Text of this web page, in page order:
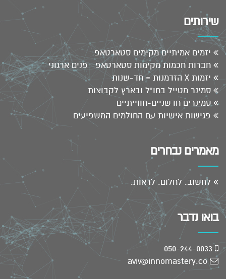
שירותים
יזמים אמיתיים מקימים סטארטאפ
חברות חכמות מקימות סטארטאפ פנים ארגוני
יזמות X הזדמנות = חד-שנות
סמינר מטייל בחו"ל ובארץ לקבוצות
סמינרים חדשניים-חווייתיים
פגישות אישיות עם החולמים המשפיעים
מאמרים נבחרים
לחשוב. לחלום. לראות.
בואו נדבר